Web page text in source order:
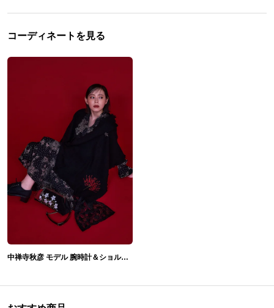
コーディネートを見る
中禅寺秋彦 モデル 腕時計＆ショルダーバッグ＆ストール&ストールピン 百鬼夜行シリーズ